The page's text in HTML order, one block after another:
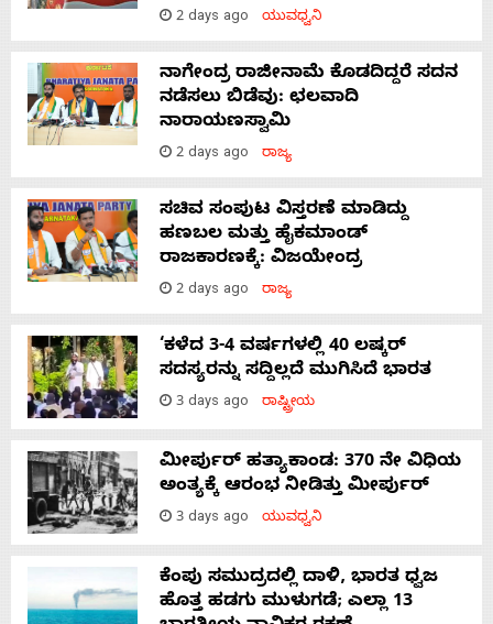
2 days ago ಯುವಧ್ವನಿ
ನಾಗೇಂದ್ರ ರಾಜೀನಾಮೆ ಕೊಡದಿದ್ದರೆ ಸದನ
ನಡೆಸಲು ಬಿಡೆವು: ಛಲವಾದಿ
ನಾರಾಯಣಸ್ವಾಮಿ
2 days ago ರಾಜ್ಯ
ಸಚಿವ ಸಂಪುಟ ವಿಸ್ತರಣೆ ಮಾಡಿದ್ದು
ಹಣಬಲ ಮತ್ತು ಹೈಕಮಾಂಡ್
ರಾಜಕಾರಣಕ್ಕೆ: ವಿಜಯೇಂದ್ರ
2 days ago ರಾಜ್ಯ
‘ಕಳೆದ 3-4 ವರ್ಷಗಳಲ್ಲಿ 40 ಲಷ್ಕರ್
ಸದಸ್ಯರನ್ನು ಸದ್ದಿಲ್ಲದೆ ಮುಗಿಸಿದೆ ಭಾರತ
3 days ago ರಾಷ್ಟ್ರೀಯ
ಮೀರ್ಪುರ್ ಹತ್ಯಾಕಾಂಡ: 370 ನೇ ವಿಧಿಯ
ಅಂತ್ಯಕ್ಕೆ ಆರಂಭ ನೀಡಿತ್ತು ಮೀರ್ಪುರ್
3 days ago ಯುವಧ್ವನಿ
ಕೆಂಪು ಸಮುದ್ರದಲ್ಲಿ ದಾಳಿ, ಭಾರತ ಧ್ವಜ
ಹೊತ್ತ ಹಡಗು ಮುಳುಗಡೆ; ಎಲ್ಲಾ 13